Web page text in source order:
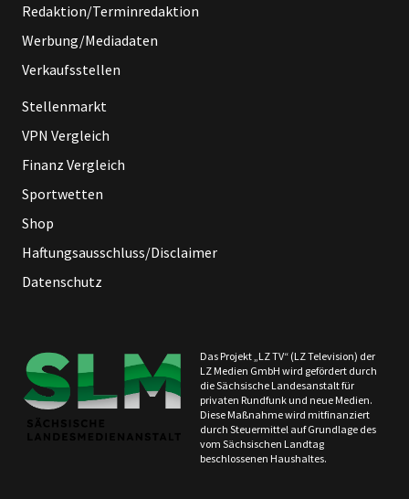
Redaktion/Terminredaktion
Werbung/Mediadaten
Verkaufsstellen
Stellenmarkt
VPN Vergleich
Finanz Vergleich
Sportwetten
Shop
Haftungsausschluss/Disclaimer
Datenschutz
Das Projekt „LZ TV“ (LZ Television) der
LZ Medien GmbH wird gefördert durch
die Sächsische Landesanstalt für
privaten Rundfunk und neue Medien.
Diese Maßnahme wird mitfinanziert
durch Steuermittel auf Grundlage des
vom Sächsischen Landtag
beschlossenen Haushaltes.